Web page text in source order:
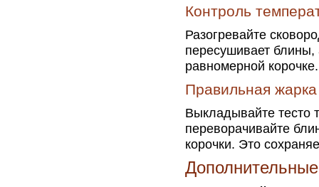
Контроль
Разогревайте
пересушивает блины,
равномерной корочке.
Правильная жарка
Выкладывайте тесто
переворачивайте
корочки. Это